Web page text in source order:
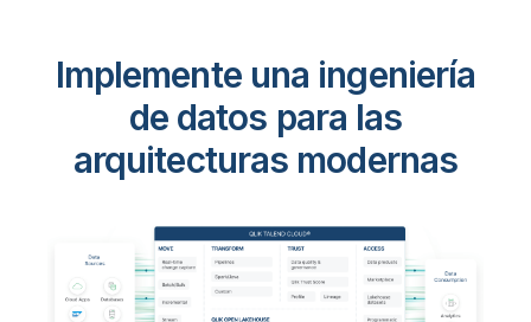
Implemente una ingeniería
de datos para las
arquitecturas modernas